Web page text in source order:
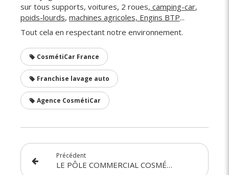
sur tous supports, voitures, 2 roues, camping-car,
poids-lourds, machines agricoles, Engins BTP...
Tout cela en respectant notre environnement.
CosmétiCar France
Franchise lavage auto
Agence CosmétiCar
Précédent
LE PÔLE COMMERCIAL COSMÉTICAR SE DÉVELOPPE : UN NOUVEAU TALENT REJOINT L’ÉQUIPE !